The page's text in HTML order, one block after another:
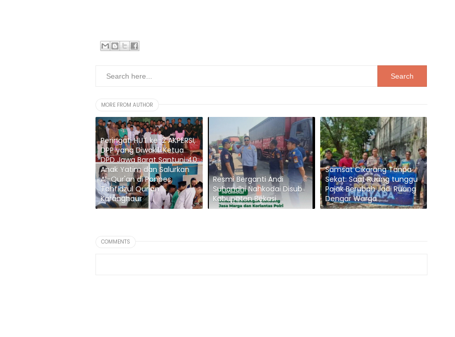
MORE FROM AUTHOR
Peringati HUT ke-2 AKPERSI,
DPP yang Diwakili Ketua
DPD Jawa Barat Santuni 40
Anak Yatim dan Salurkan
Al-Qur'an di Ponpes
Tahfidzul Qur'an
Karanghaur
Resmi Berganti Andi
Suhandhi Nahkodai Disub
Kabupaten Bekasi
Samsat Cikarang Tanpa
Sekat: Saat Ruang tunggu
Pajak Berubah Jadi Ruang
Dengar Warga
COMMENTS